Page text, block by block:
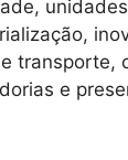
transporte,
e